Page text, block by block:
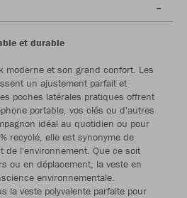
et durable
moderne et son grand confort. Les
un ajustement parfait et
poches latérales pratiques offrent
portable, vos clés ou d'autres
idéal au quotidien ou pour
recyclé, elle est synonyme de
l'environnement. Que ce soit
ou en déplacement, la veste en
environnementale.
la veste polyvalente parfaite pour